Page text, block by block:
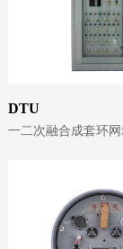
DTU
一二次融合成套环网